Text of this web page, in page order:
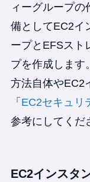
ィーグループ
備としてEC2イ
ープとEFSスト
プを作成します
方法自体やEC2
「 EC2セキュリ
参考にしてくだ
EC2インスタ